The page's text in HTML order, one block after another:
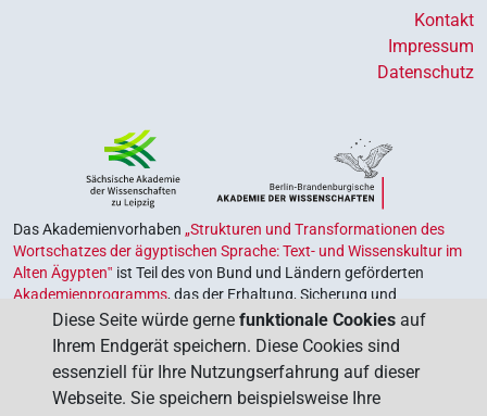
Kontakt
Impressum
Datenschutz
Das Akademienvorhaben „Strukturen und Transformationen des
Wortschatzes der ägyptischen Sprache: Text- und Wissenskultur im
Alten Ägypten‟ ist Teil des von Bund und Ländern geförderten
Akademienprogramms, das der Erhaltung, Sicherung und
Vergegenwärtigung unseres kulturellen Erbes dient. Koordiniert wird
das Programm von der
Union der Deutschen Akademien der
Diese Seite würde gerne funktionale Cookies auf
Ihrem Endgerät speichern. Diese Cookies sind
essenziell für Ihre Nutzungserfahrung auf dieser
Webseite. Sie speichern beispielsweise Ihre